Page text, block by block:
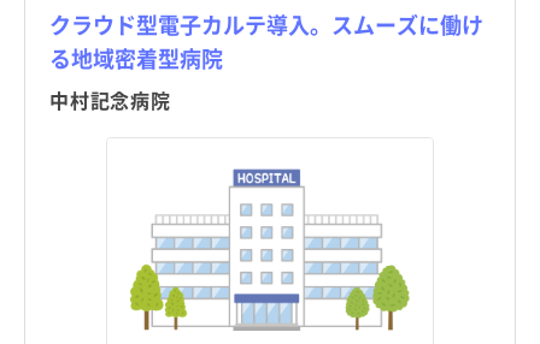
クラウド型電子カルテ導入。スムーズに働け
る地域密着型病院
中村記念病院